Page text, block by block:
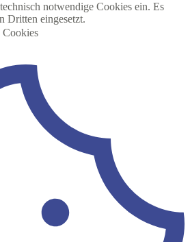
notwendige Cookies ein. Es
Dritten eingesetzt.
Cookies